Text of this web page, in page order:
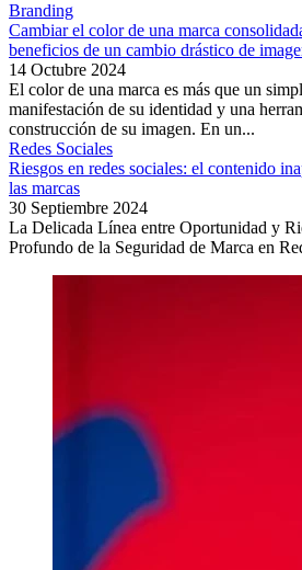
Branding
Cambiar el color de una marca
beneficios de un cambio drástico de
14 Octubre 2024
El color de una marca es más que un
manifestación de su identidad y una
construcción de su imagen. En un...
Redes Sociales
Riesgos en redes sociales: el contenido
las marcas
30 Septiembre 2024
La Delicada Línea entre Oportunidad y
Profundo de la Seguridad de Marca en